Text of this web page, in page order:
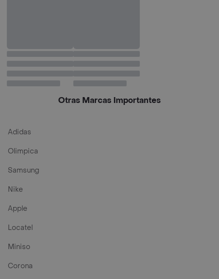
Apple
Locatel
Americanino
Aario hernandez
BBC
Patprimo
Haceb
Lego
Barbie
Xbox one